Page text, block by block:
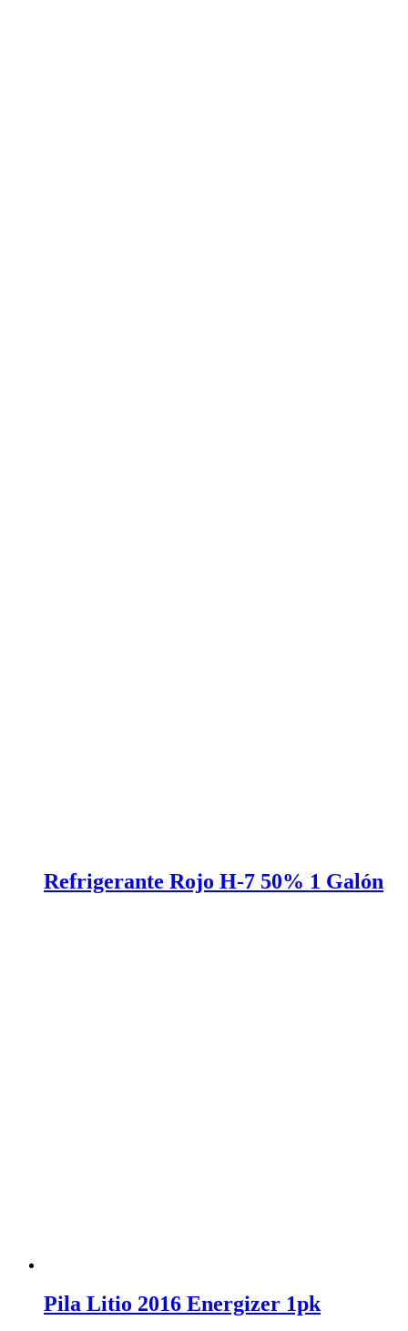
Refrigerante Rojo H-7 50% 1 Galón
Pila Litio 2016 Energizer 1pk